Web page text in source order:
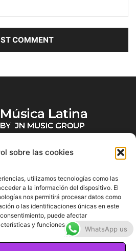
sobre las cookies
utilizamos tecnologías como las
a la información del dispositivo. El
nos permitirá procesar datos como
o las identificaciones únicas en este
puede afectar
y funciones.
US
WhatsApp us